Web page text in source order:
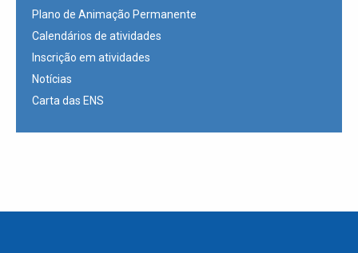
Plano de Animação Permanente
Calendários de atividades
Inscrição em atividades
Notícias
Carta das ENS